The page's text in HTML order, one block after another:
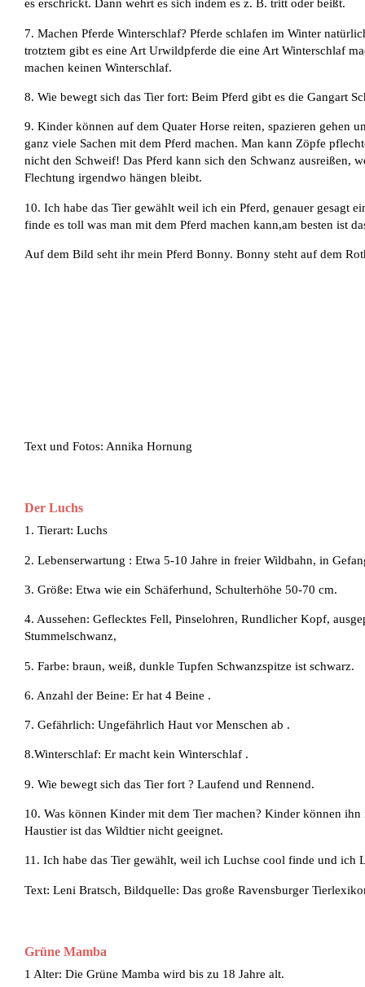
es erschrickt. Dann wehrt es sich indem es z. B. tritt oder beißt.
7. Machen Pferde Winterschlaf? Pferde schlafen im Winter
trotztem gibt es eine Art Urwildpferde die eine Art Winterschlaf
machen keinen Winterschlaf.
8. Wie bewegt sich das Tier fort: Beim Pferd gibt es die Gangart
9. Kinder können auf dem Quater Horse reiten, spazieren gehen
ganz viele Sachen mit dem Pferd machen. Man kann Zöpfe
nicht den Schweif! Das Pferd kann sich den Schwanz ausreißen,
Flechtung irgendwo hängen bleibt.
10. Ich habe das Tier gewählt weil ich ein Pferd, genauer gesagt
finde es toll was man mit dem Pferd machen kann,am besten ist
Auf dem Bild seht ihr mein Pferd Bonny. Bonny steht auf dem
Text und Fotos: Annika Hornung
Der Luchs
1. Tierart: Luchs
2. Lebenserwartung : Etwa 5-10 Jahre in freier Wildbahn, in
3. Größe: Etwa wie ein Schäferhund, Schulterhöhe 50-70 cm.
4. Aussehen: Geflecktes Fell, Pinselohren, Rundlicher Kopf,
Stummelschwanz,
5. Farbe: braun, weiß, dunkle Tupfen Schwanzspitze ist schwarz.
6. Anzahl der Beine: Er hat 4 Beine .
7. Gefährlich: Ungefährlich Haut vor Menschen ab .
8.Winterschlaf: Er macht kein Winterschlaf .
9. Wie bewegt sich das Tier fort ? Laufend und Rennend.
10. Was können Kinder mit dem Tier machen? Kinder können ihn
Haustier ist das Wildtier nicht geeignet.
11. Ich habe das Tier gewählt, weil ich Luchse cool finde und ich
Text: Leni Bratsch, Bildquelle: Das große Ravensburger
Grüne Mamba
1 Alter: Die Grüne Mamba wird bis zu 18 Jahre alt.